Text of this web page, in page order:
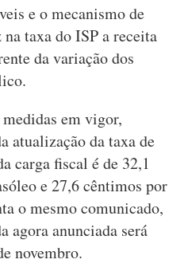
e o mecanismo de
taxa do ISP a receita
da variação dos
em vigor,
atualização da taxa de
carga fiscal é de 32,1
e 27,6 cêntimos por
o mesmo comunicado,
agora anunciada será
novembro.